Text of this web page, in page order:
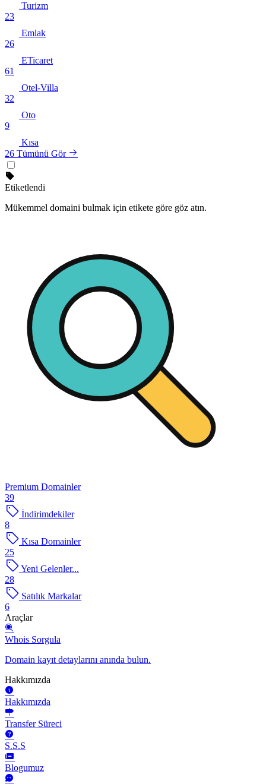
Turizm
23
Emlak
26
ETicaret
61
Otel-Villa
32
Oto
9
Kısa
26 Tümünü Gör
Etiketlendi
Mükemmel domaini bulmak için etikete göre göz atın.
Premium Domainler
39
İndirimdekiler
8
Kısa Domainler
25
Yeni Gelenler...
28
Satılık Markalar
6
Araçlar
Whois Sorgula
Domain kayıt detaylarını anında bulun.
Hakkımızda
Hakkımızda
Transfer Süreci
S.S.S
Blogumuz